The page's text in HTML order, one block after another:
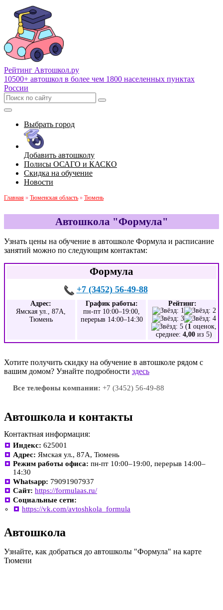
Рейтинг Автошкол.ру
10500+ автошкол в более чем 1800 населенных пунктах
России
Выбрать город
Добавить автошколу
Полисы ОСАГО и КАСКО
Скидка на обучение
Новости
Главная » Тюменская область » Тюмень
Автошкола "Формула"
Узнать цены на обучение в автошколе Формула и расписание
занятий можно по следующим контактам:
Формула
+7 (3452) 56-49-88
Адрес:
Ямская ул., 87А,
Тюмень
График работы:
пн-пт 10:00–19:00,
перерыв 14:00–14:30
Рейтинг:
(1 оценок,
среднее: 4,00 из 5)
Хотите получить скидку на обучение в автошколе рядом с
вашим домом? Узнайте подробности здесь
Все телефоны компании: +7 (3452) 56-49-88
Автошкола и контакты
Контактная информация:
Индекс: 625001
Адрес: Ямская ул., 87А, Тюмень
Режим работы офиса: пн-пт 10:00–19:00, перерыв 14:00–
14:30
Whatsapp: 79091907937
Сайт: https://formulaas.ru/
Социальные сети:
https://vk.com/avtoshkola_formula
Автошкола
Узнайте, как добраться до автошколы "Формула" на карте
Тюмени